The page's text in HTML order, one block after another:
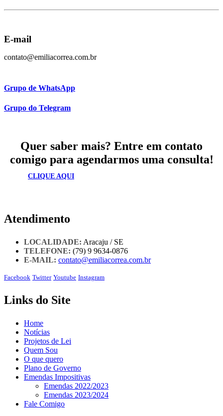
E-mail
contato@emiliacorrea.com.br
Grupo de WhatsApp
Grupo do Telegram
Quer saber mais? Entre em contato
comigo para agendarmos uma consulta!
CLIQUE AQUI
Atendimento
LOCALIDADE: Aracaju / SE
TELEFONE: (79) 9 9634-0876
E-MAIL: contato@emiliacorrea.com.br
Facebook Twitter Youtube Instagram
Links do Site
Home
Notícias
Projetos de Lei
Quem Sou
O que quero
Plano de Governo
Emendas Impositivas
Emendas 2022/2023
Emendas 2023/2024
Fale Comigo